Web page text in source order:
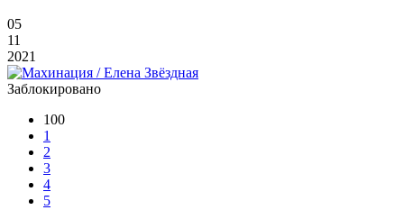
05
11
2021
Заблокировано
100
1
2
3
4
5